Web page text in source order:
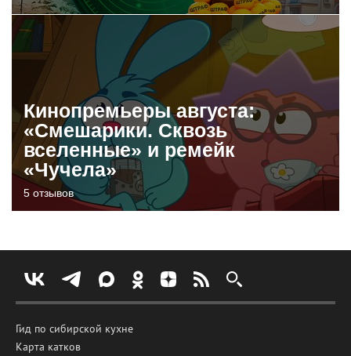
Кинопремьеры августа:
«Смешарики. Сквозь
вселенные» и ремейк
«Чучела»
5 отзывов
Гид по сибирской кухне
Карта катков